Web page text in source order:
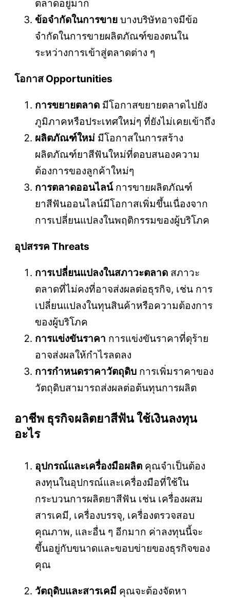
ตลาดอยู่มาก
ข้อจำกัดในการขาย บางบริษัทอาจมีข้อ
จำกัดในการขายผลิตภัณฑ์ของตนใน
ระหว่างการเข้าสู่ตลาดต่าง ๆ
โอกาส Opportunities
การขยายตลาด มีโอกาสขยายตลาดไปยัง
ภูมิภาคหรือประเทศใหม่ๆ ที่ยังไม่เคยเข้าถึง
ผลิตภัณฑ์ใหม่ มีโอกาสในการสร้าง
ผลิตภัณฑ์ยาสีฟันใหม่ที่ตอบสนองความ
ต้องการของลูกค้าใหม่ๆ
การตลาดออนไลน์การขายผลิตภัณฑ์
ยาสีฟันออนไลน์มีโอกาสเพิ่มขึ้นเนื่องจาก
การเปลี่ยนแปลงในพฤติกรรมของผู้บริโภค
อุปสรรค Threats
การเปลี่ยนแปลงในสภาวะตลาด สภาวะ
ตลาดที่ไม่คงที่อาจส่งผลต่อธุรกิจ, เช่น การ
เปลี่ยนแปลงในทุนสินค้าหรือความต้องการ
ของผู้บริโภค
การแข่งขันราคา การแข่งขันราคาที่ดุร้าย
อาจส่งผลให้กำไรลดลง
การกำหนดราคาวัตถุดิบ การเพิ่มราคาของ
วัตถุดิบสามารถส่งผลต่อต้นทุนการผลิต
อาชีพ ธุรกิจผลิตยาสีฟัน ใช้เงินลงทุน
อะไร
อุปกรณ์และเครื่องมือผลิต คุณจำเป็นต้อง
ลงทุนในอุปกรณ์และเครื่องมือที่ใช้ใน
กระบวนการผลิตยาสีฟัน เช่น เครื่องผสม
สารเคมี, เครื่องบรรจุ, เครื่องตรวจสอบ
คุณภาพ, และอื่น ๆ อีกมาก ค่าลงทุนนี้จะ
ขึ้นอยู่กับขนาดและขอบข่ายของธุรกิจของ
คุณ
วัตถุดิบและสารเคมี คุณจะต้องจัดหา